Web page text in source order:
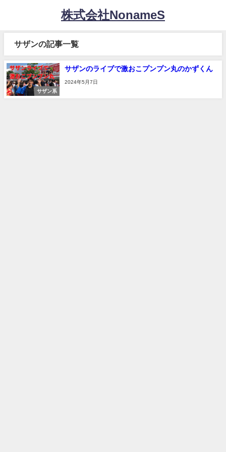
株式会社NonameS
サザンの記事一覧
サザン系
サザンのライブで激おこプンプン丸のかずくん
2024年5月7日